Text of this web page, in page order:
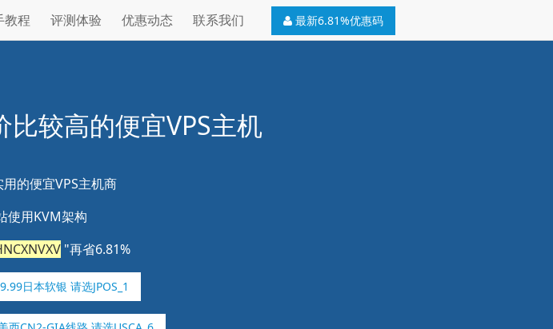
教程 评测体验 优惠动态 联系我们 最新6.81%优惠码
比较高的便宜VPS主机
的便宜VPS主机商
使用KVM架构
"再省6.81%
日本软银 请选JPOS_1